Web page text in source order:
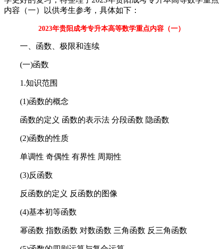
内容（一）以供考生参考，具体如下：
2023年贵阳成考专升本高等数学重点内容（一）
一、函数、极限和连续
(一)函数
1.知识范围
(1)函数的概念
函数的定义 函数的表示法 分段函数 隐函数
(2)函数的性质
单调性 奇偶性 有界性 周期性
(3)反函数
反函数的定义 反函数的图像
(4)基本初等函数
幂函数 指数函数 对数函数 三角函数 反三角函数